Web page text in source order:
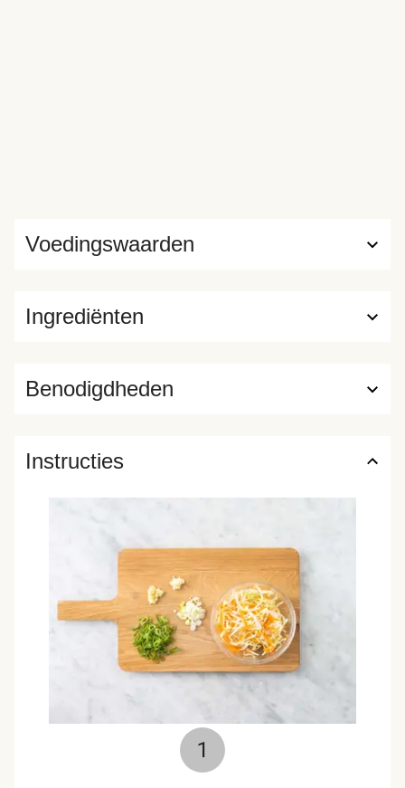
Ingrediënten
Voedingswaarden
Benodigdheden
Instructies
1